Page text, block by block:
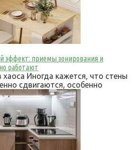
эффект: приемы зонирования и
работают
хаоса Иногда кажется, что стены
сдвигаются, особенно